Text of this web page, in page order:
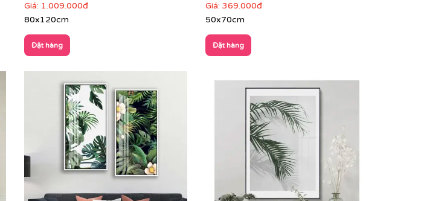
Giá: 1.009.000đ
80x120cm
Đặt hàng
Giá: 369.000đ
50x70cm
Đặt hàng